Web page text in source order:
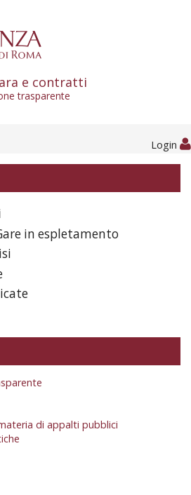
e contratti
trasparente
Login
in espletamento
di appalti pubblici